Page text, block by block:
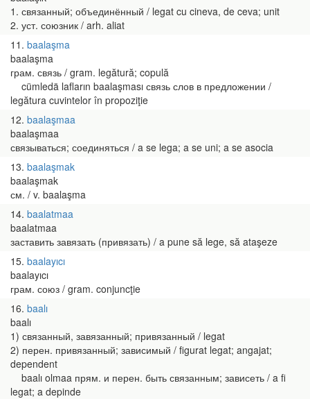
1. связанный; объединённый / legat cu cineva, de ceva; unit
2. уст. союзник / arh. aliat
11 baalaşma
baalaşma
грам. связь / gram. legătură; copulă
cümledä lafların baalaşması связь слов в предложении /
legătura cuvintelor în propoziţie
12 baalaşmaa
baalaşmaa
связываться; соединяться / a se lega; a se uni; a se asocia
13 baalaşmak
baalaşmak
см. / v. baalaşma
14 baalatmaa
baalatmaa
заставить завязать (привязать) / a pune să lege, să ataşeze
15 baalayıcı
baalayıcı
грам. союз / gram. conjuncţie
16 baalı
baalı
1) связанный, завязанный; привязанный / legat
2) перен. привязанный; зависимый / figurat legat; angajat;
dependent
baalı olmaa прям. и перен. быть связанным; зависеть / a fi
legat; a depinde